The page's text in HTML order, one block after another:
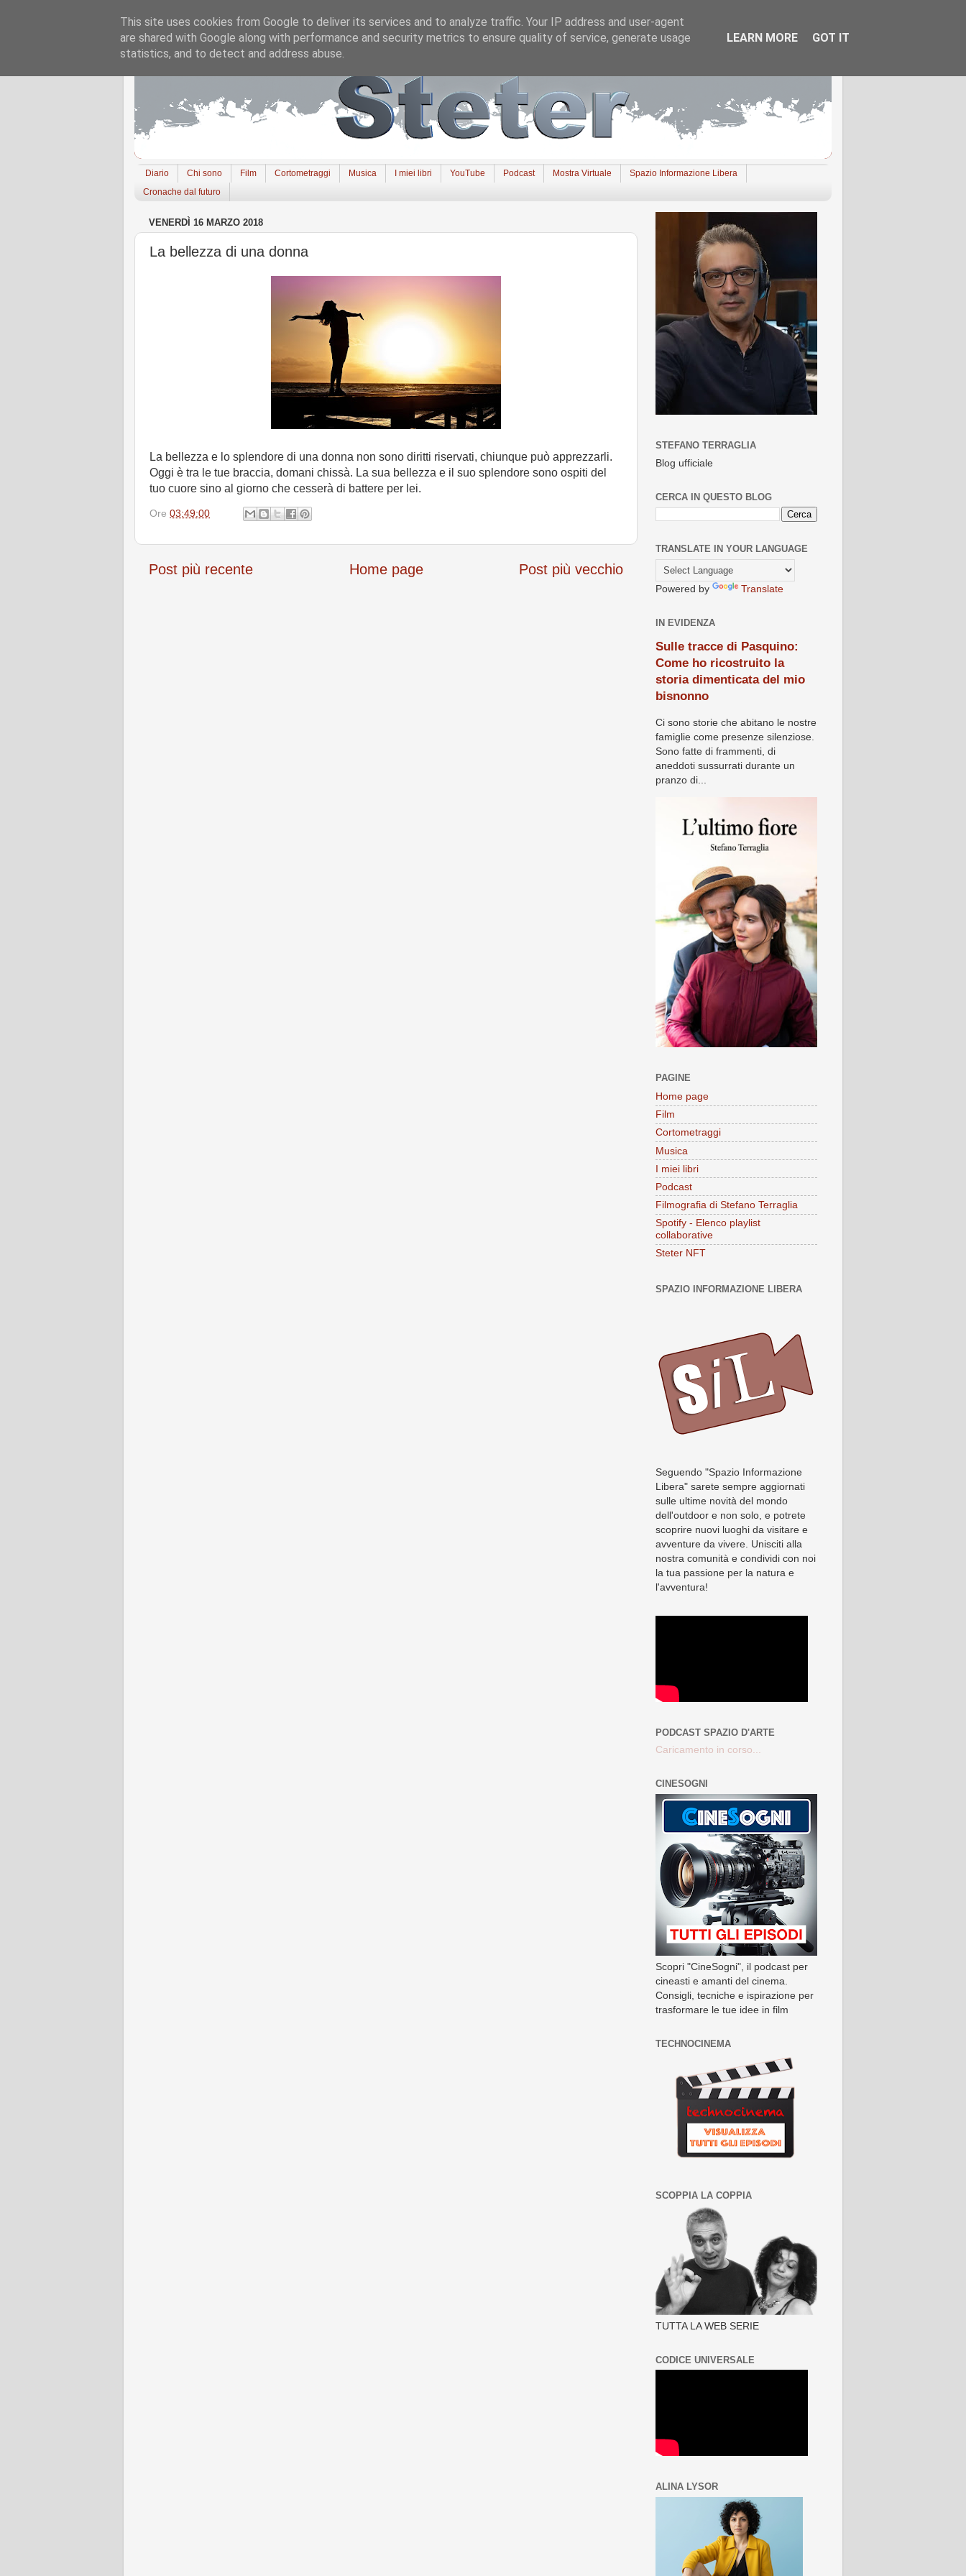
Diario Chi sono Film Cortometraggi Musica I miei libri YouTube Podcast Mostra Virtuale
Spazio Informazione Libera
Cronache dal futuro
VENERDÌ 16 MARZO 2018
La bellezza di una donna
La bellezza e lo splendore di una donna non sono diritti riservati, chiunque può apprezzarli.
Oggi è tra le tue braccia, domani chissà. La sua bellezza e il suo splendore sono ospiti del
tuo cuore sino al giorno che cesserà di battere per lei.
Ore 03:49:00
Post più recente Post più vecchio
Home page
STEFANO TERRAGLIA
Blog ufficiale
CERCA IN QUESTO BLOG
TRANSLATE IN YOUR LANGUAGE
Powered by Translate
IN EVIDENZA
Sulle tracce di Pasquino:
Come ho ricostruito la
storia dimenticata del mio
bisnonno
Ci sono storie che abitano le nostre
famiglie come presenze silenziose.
Sono fatte di frammenti, di
aneddoti sussurrati durante un
pranzo di...
PAGINE
Home page
Film
Cortometraggi
Musica
I miei libri
Podcast
Filmografia di Stefano Terraglia
Spotify - Elenco playlist
collaborative
Steter NFT
SPAZIO INFORMAZIONE LIBERA
Seguendo "Spazio Informazione
Libera" sarete sempre aggiornati
sulle ultime novità del mondo
dell'outdoor e non solo, e potrete
scoprire nuovi luoghi da visitare e
avventure da vivere. Unisciti alla
nostra comunità e condividi con noi
la tua passione per la natura e
l'avventura!
PODCAST SPAZIO D'ARTE
Caricamento in corso...
CINESOGNI
Scopri "CineSogni", il podcast per
cineasti e amanti del cinema.
Consigli, tecniche e ispirazione per
trasformare le tue idee in film
TECHNOCINEMA
SCOPPIA LA COPPIA
TUTTA LA WEB SERIE
CODICE UNIVERSALE
ALINA LYSOR
This site uses cookies from Google to deliver its services and to analyze traffic. Your IP address and user-agent
are shared with Google along with performance and security metrics to ensure quality of service, generate usage
statistics, and to detect and address abuse.
LEARN MORE GOT IT